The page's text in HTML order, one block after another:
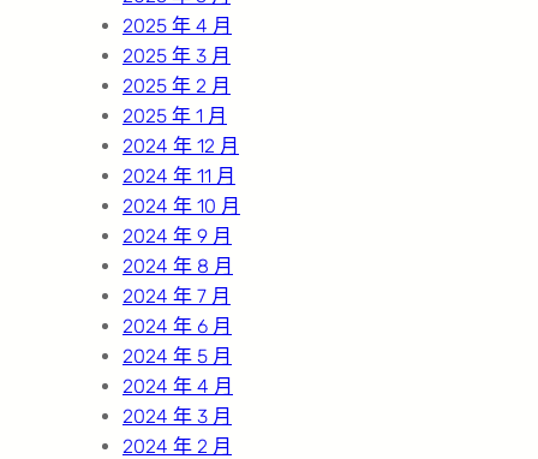
2025 年 4 月
2025 年 3 月
2025 年 2 月
2025 年 1 月
2024 年 12 月
2024 年 11 月
2024 年 10 月
2024 年 9 月
2024 年 8 月
2024 年 7 月
2024 年 6 月
2024 年 5 月
2024 年 4 月
2024 年 3 月
2024 年 2 月